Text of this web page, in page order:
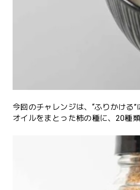
今回のチャレンジは、“ふりかける”
オイルをまとった柿の種に、20種